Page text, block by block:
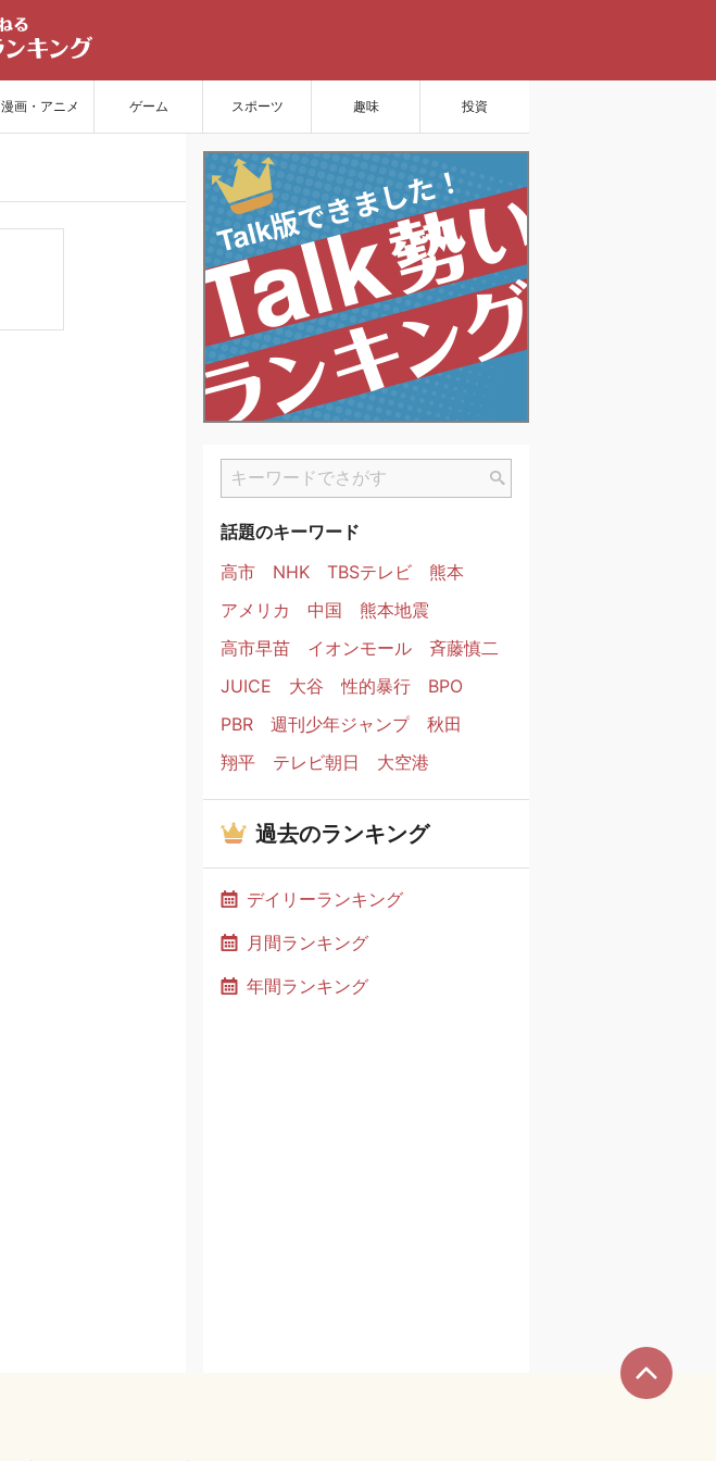
漫画・アニメ ゲーム スポーツ 趣味 投資
話題のキーワード
高市
NHK TBSテレビ
熊本
アメリカ
中国
熊本地震
高市早苗
イオンモール
斉藤慎二
JUICE
大谷 性的暴行
BPO
PBR
週刊少年ジャンプ
秋田
翔平
テレビ朝日 大空港
過去のランキング
デイリーランキング
月間ランキング
年間ランキング